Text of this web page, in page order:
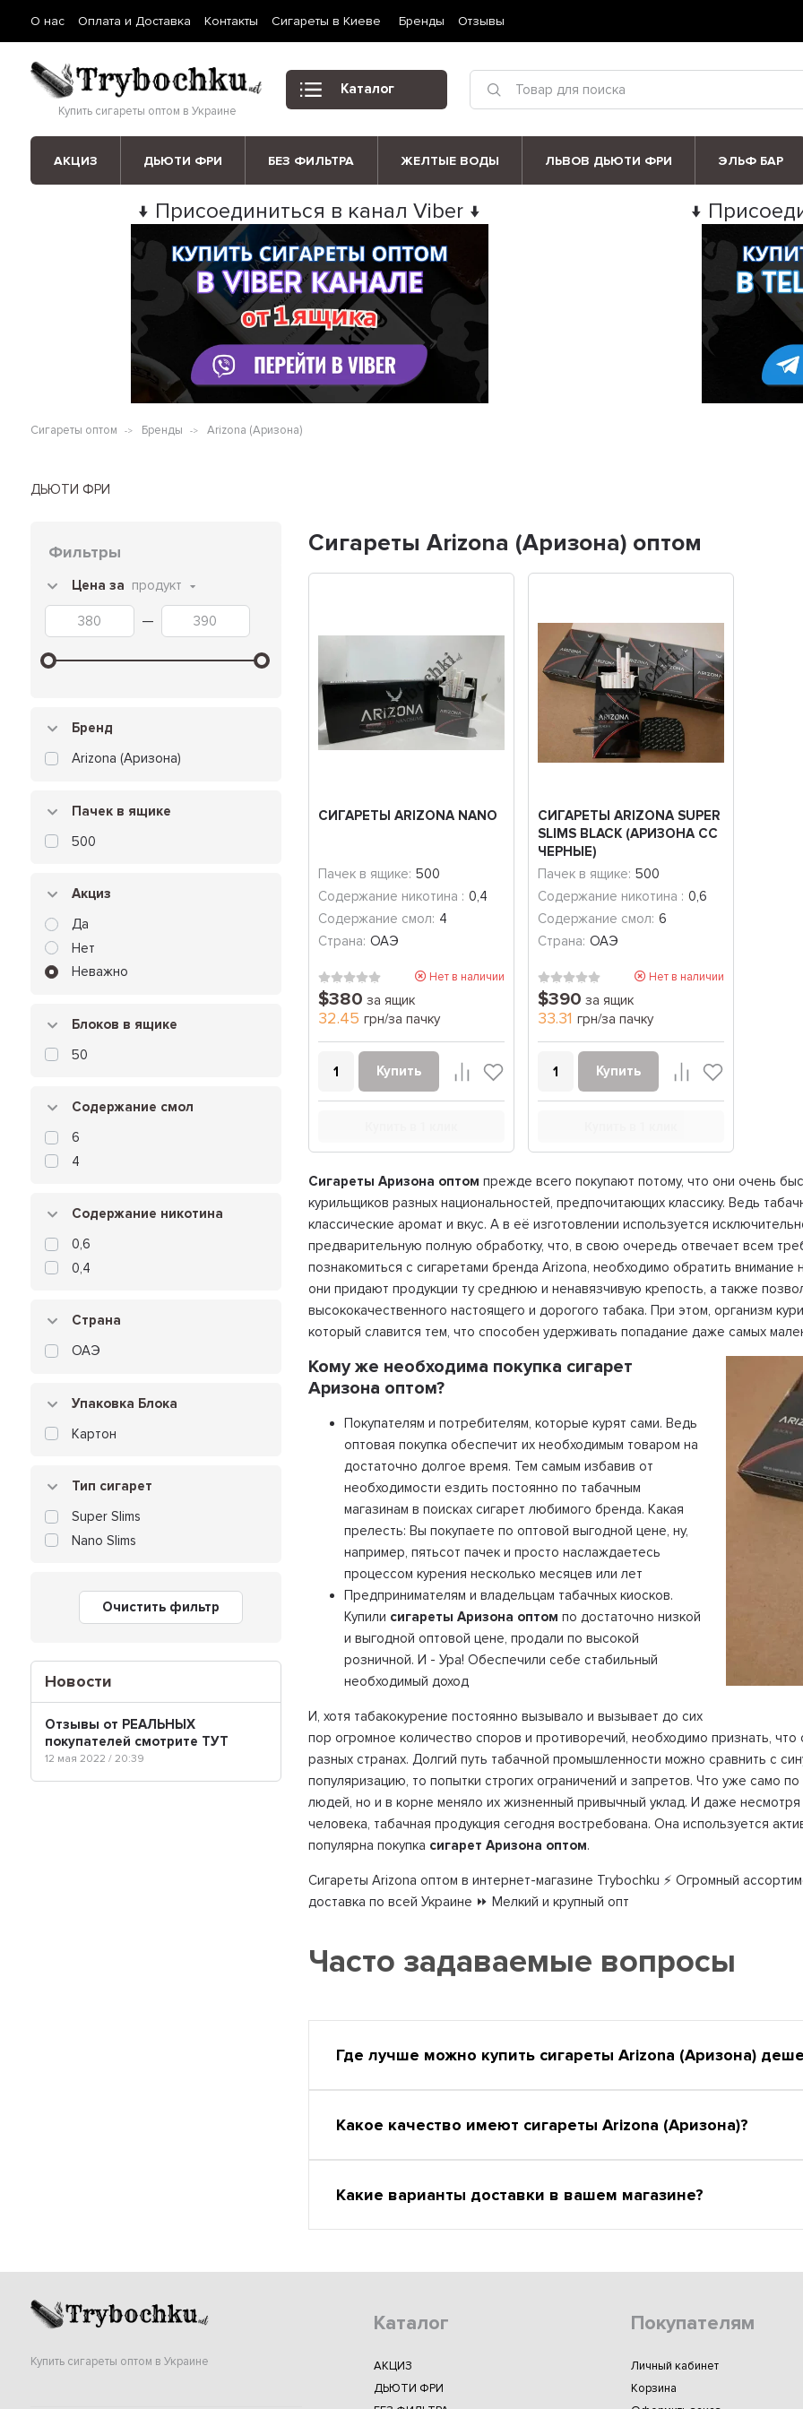
О нас Оплата и Доставка Контакты Сигареты в Киеве Бренды Отзывы
Купить сигареты оптом в Украине
Каталог
АКЦИЗ ДЬЮТИ ФРИ БЕЗ ФИЛЬТРА ЖЕЛТЫЕ ВОДЫ ЛЬВОВ ДЬЮТИ ФРИ ЭЛЬФ БАР
↓ Присоединиться в канал Viber ↓ ↓
Сигареты оптом Бренды Arizona (Аризона)
ДЬЮТИ ФРИ
Фильтры
Цена за продукт
—
Бренд
Arizona (Аризона)
Пачек в ящике
500
Акциз
Да
Нет
Неважно
Блоков в ящике
50
Содержание смол
6
4
Содержание никотина
0,6
0,4
Страна
ОАЭ
Упаковка Блока
Картон
Тип сигарет
Super Slims
Nano Slims
Очистить фильтр
Новости
Отзывы от РЕАЛЬНЫХ
покупателей смотрите ТУТ
12 мая 2022 / 20:39
Сигареты Arizona (Аризона) оптом
СИГАРЕТЫ ARIZONA NANO
Пачек в ящике: 500
Содержание никотина : 0,4
Содержание смол: 4
Страна: ОАЭ
Нет в наличии
$380 за ящик
32.45 грн/за пачку
Купить
СИГАРЕТЫ ARIZONA SUPER
SLIMS BLACK (АРИЗОНА СС
ЧЕРНЫЕ)
Пачек в ящике: 500
Содержание никотина : 0,6
Содержание смол: 6
Страна: ОАЭ
Нет в наличии
$390 за ящик
33.31 грн/за пачку
Купить
Сигареты Аризона оптом прежде всего покупают потому, что они очень
курильщиков разных национальностей, предпочитающих классику. Ведь
классические аромат и вкус. А в её изготовлении используется
предварительную полную обработку, что, в свою очередь отвечает всем
познакомиться с сигаретами бренда Arizona, необходимо обратить
они придают продукции ту среднюю и ненавязчивую крепость, а также
высококачественного настоящего и дорогого табака. При этом, организм
который славится тем, что способен удерживать попадание даже самых
Кому же необходима покупка сигарет
Аризона оптом?
Покупателям и потребителям, которые курят сами. Ведь
оптовая покупка обеспечит их необходимым товаром на
достаточно долгое время. Тем самым избавив от
необходимости ездить постоянно по табачным
магазинам в поисках сигарет любимого бренда. Какая
прелесть: Вы покупаете по оптовой выгодной цене, ну,
например, пятьсот пачек и просто наслаждаетесь
процессом курения несколько месяцев или лет
Предпринимателям и владельцам табачных киосков.
Купили сигареты Аризона оптом по достаточно низкой
и выгодной оптовой цене, продали по высокой
розничной. И - Ура! Обеспечили себе стабильный
необходимый доход
И, хотя табакокурение постоянно вызывало и вызывает до сих
пор огромное количество споров и противоречий, необходимо признать,
разных странах. Долгий путь табачной промышленности можно сравнить с
популяризацию, то попытки строгих ограничений и запретов. Что уже само
людей, но и в корне меняло их жизненный привычный уклад. И даже
человека, табачная продукция сегодня востребована. Она используется
популярна покупка сигарет Аризона оптом.
Сигареты Arizona оптом в интернет-магазине Trybochku ⚡ Огромный
доставка по всей Украине ⏩ Мелкий и крупный опт
Часто задаваемые вопросы
Где лучше можно купить сигареты Arizona (Аризона)
Какое качество имеют сигареты Arizona (Аризона)?
Какие варианты доставки в вашем магазине?
Купить сигареты оптом в Украине
Каталог
АКЦИЗ
ДЬЮТИ ФРИ
Покупателям
Личный кабинет
Корзина